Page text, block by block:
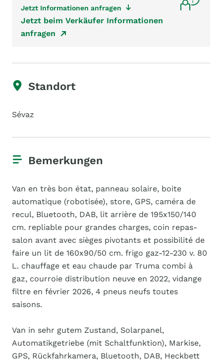
Jetzt Informationen anfragen
Jetzt beim Verkäufer Informationen
anfragen
Standort
Sévaz
Bemerkungen
Van en très bon état, panneau solaire, boite
automatique (robotisée), store, GPS, caméra de
recul, Bluetooth, DAB, lit arrière de 195x150/140
cm. repliable pour grandes charges, coin repas-
salon avant avec sièges pivotants et possibilité de
faire un lit de 160x90/50 cm. frigo gaz-12-230 v. 80
L. chauffage et eau chaude par Truma combi à
gaz, courroie distribution neuve en 2022, vidange
filtre en février 2026, 4 pneus neufs toutes
saisons.
Van in sehr gutem Zustand, Solarpanel,
Automatikgetriebe (mit Schaltfunktion), Markise,
GPS, Rückfahrkamera, Bluetooth, DAB, Heckbett